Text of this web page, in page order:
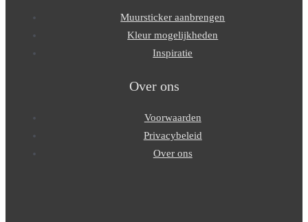
Muursticker aanbrengen
Kleur mogelijkheden
Inspiratie
Over ons
Voorwaarden
Privacybeleid
Over ons